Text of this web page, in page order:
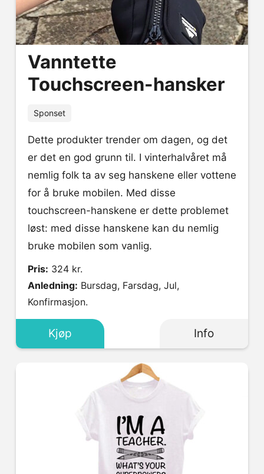
Vanntette
Touchscreen-hansker
Sponset
Dette produkter trender om dagen, og det
er det en god grunn til. I vinterhalvåret må
nemlig folk ta av seg hanskene eller vottene
for å bruke mobilen. Med disse
touchscreen-hanskene er dette problemet
løst: med disse hanskene kan du nemlig
bruke mobilen som vanlig.
Pris: 324 kr.
Anledning: Bursdag, Farsdag, Jul,
Konfirmasjon.
Info
Kjøp